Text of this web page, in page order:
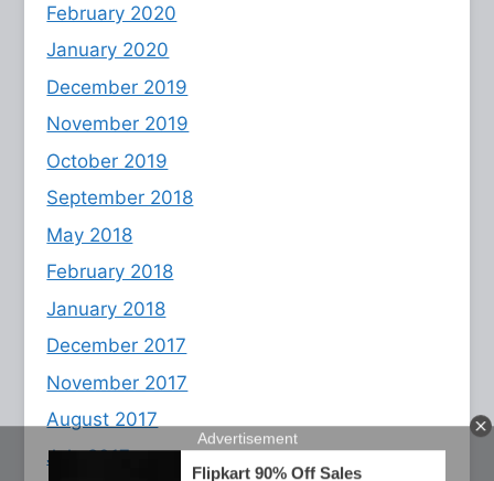
February 2020
January 2020
December 2019
November 2019
October 2019
September 2018
May 2018
February 2018
January 2018
December 2017
November 2017
August 2017
July 2017